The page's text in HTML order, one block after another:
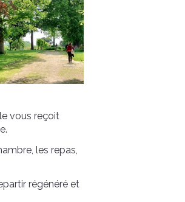
vous reçoit
les repas,
régénéré et